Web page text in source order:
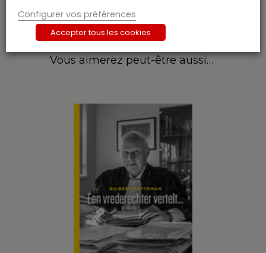
Vous aimerez peut-être aussi…
Configurer vos préférences
Accepter tous les cookies